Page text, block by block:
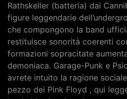
Rathskeller (batteria) dai
figure leggendarie
che compongono la band
restituisce sonorità coerenti
formazioni sopracitate
demoniaca. Garage-Punk e
avrete intuito la ragione
pezzo dei Pink Floyd , qui